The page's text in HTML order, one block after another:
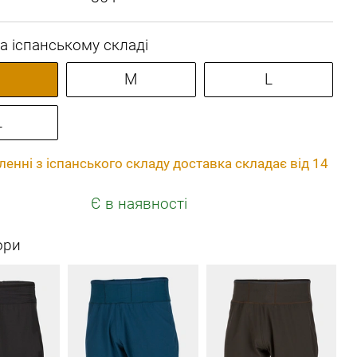
іспанському складі
M
L
з іспанського складу доставка складає від 14
Є в наявності